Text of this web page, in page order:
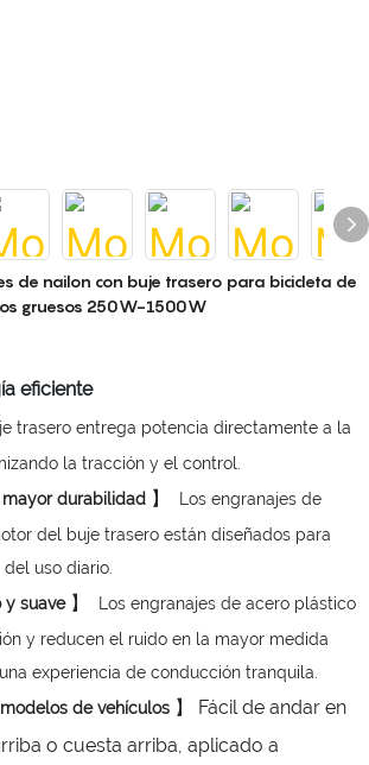
de nailon con buje trasero para bicicleta de
gruesos 250W-1500W
trasero entrega potencia directamente a la
la tracción y el control.
durabilidad 】
Los engranajes de
del buje trasero están diseñados para
uso diario.
y suave 】
Los engranajes de acero plástico
y reducen el ruido en la mayor medida
experiencia de conducción tranquila.
de vehículos 】 Fácil de andar en
o cuesta arriba, aplicado a